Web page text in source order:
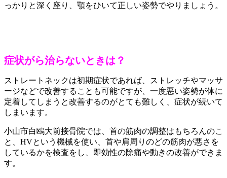
っかりと深く座り、顎をひいて正しい姿勢でやりましょう。
症状がら治らないときは？
ストレートネックは初期症状であれば、ストレッチやマッサ
ージなどで改善することも可能ですが、一度悪い姿勢が体に
定着してしまうと改善するのがとても難しく、症状が続いて
しまいます。
小山市白鴎大前接骨院では、首の筋肉の調整はもちろんのこ
と、HVという機械を使い、首や肩周りのどの筋肉が悪さを
しているかを検査をし、即効性の除痛や動きの改善ができま
す。